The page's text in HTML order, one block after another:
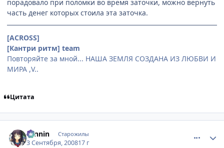
порадовало при поломки во время заточки, можно вернуть
часть денег которых стоила эта заточка.
[ACROSS]
[Кантри ритм] team
Повторяйте за мной... НАША ЗЕМЛЯ СОЗДАНА ИЗ ЛЮБВИ И
МИРА ,V..
Цитата
ronnin Старожилы
3 Сентября, 200817 г